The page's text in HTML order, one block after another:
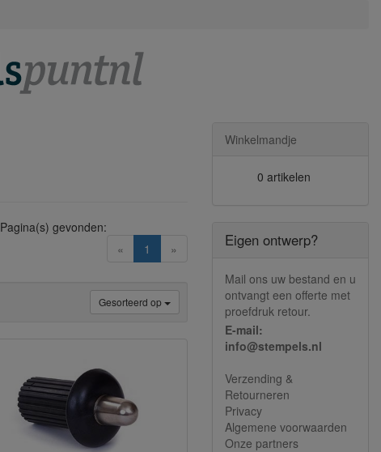
«
1 (current)
»
Pagina(s) gevonden:
Gesorteerd op
Winkelmandje
0 artikelen
Eigen ontwerp?
Mail ons uw bestand en u
ontvangt een offerte met
proefdruk retour.
E-mail:
info@stempels.nl
Verzending &
Retourneren
Privacy
Algemene voorwaarden
Onze partners